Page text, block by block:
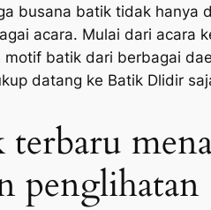
busana batik tidak hanya
acara. Mulai dari acara
batik dari berbagai
datang ke Batik Dlidir
penglihatan